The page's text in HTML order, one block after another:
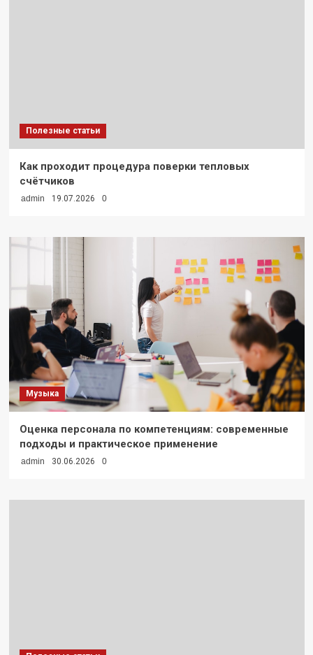
Полезные статьи
Как проходит процедура поверки тепловых
счётчиков
admin 19.07.2026 0
Музыка
Оценка персонала по компетенциям: современные
подходы и практическое применение
admin 30.06.2026 0